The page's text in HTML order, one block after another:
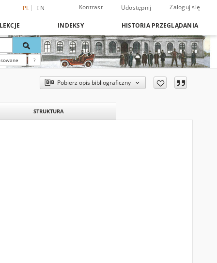
PL EN Kontrast Udostępnij Zaloguj się
INDEKSY HISTORIA PRZEGLĄDANIA
?
Pobierz opis bibliograficzny
STRUKTURA